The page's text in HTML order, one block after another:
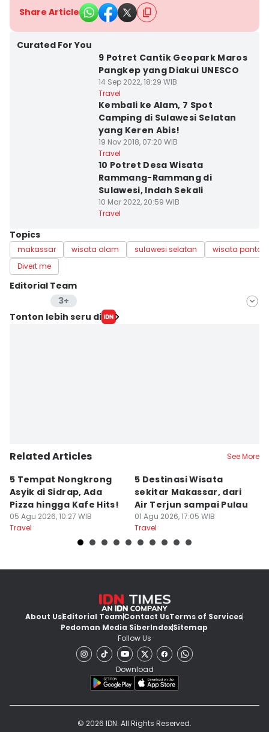
Share Article
Curated For You
9 Potret Cantik Geopark Maros
Pangkep yang Diakui UNESCO
14 Sep 2022, 18:29 WIB
Travel
Kembali ke Alam, 7 Spot
Camping di Sulawesi Selatan
yang Keren Abis!
19 Nov 2018, 07:20 WIB
Travel
10 Potret Desa Wisata
Rammang-Rammang di
Sulawesi, Indah Sekali
10 Mar 2022, 20:59 WIB
Travel
Topics
makassar wisata alam sulawesi selatan
wisata pantai
Divert me
Editorial Team
3+
Editor
Tonton lebih seru di
Related Articles See More
5 Tempat Nongkrong
Asyik di Sidrap, Ada
Pizza hingga Kafe Hits!
05 Agu 2026, 10:27 WIB
Travel
5 Destinasi Wisata
sekitar Makassar, dari
Air Terjun sampai Pulau
01 Agu 2026, 17:05 WIB
Travel
About UsEditorial TeamContact UsTerms of Services
Pedoman Media SiberIndexSitemap
Follow Us
Download
© 2026 IDN. All Rights Reserved.